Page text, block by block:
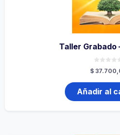
Taller Grabado
0
de
$
Añadir al